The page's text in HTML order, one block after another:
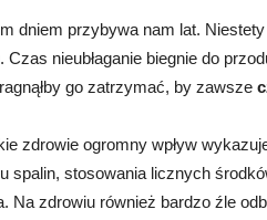
dniem przybywa nam lat.
Czas nieubłaganie biegnie do
go zatrzymać, by zawsze
zdrowie ogromny wpływ
spalin, stosowania licznych
Na zdrowiu również bardzo źle